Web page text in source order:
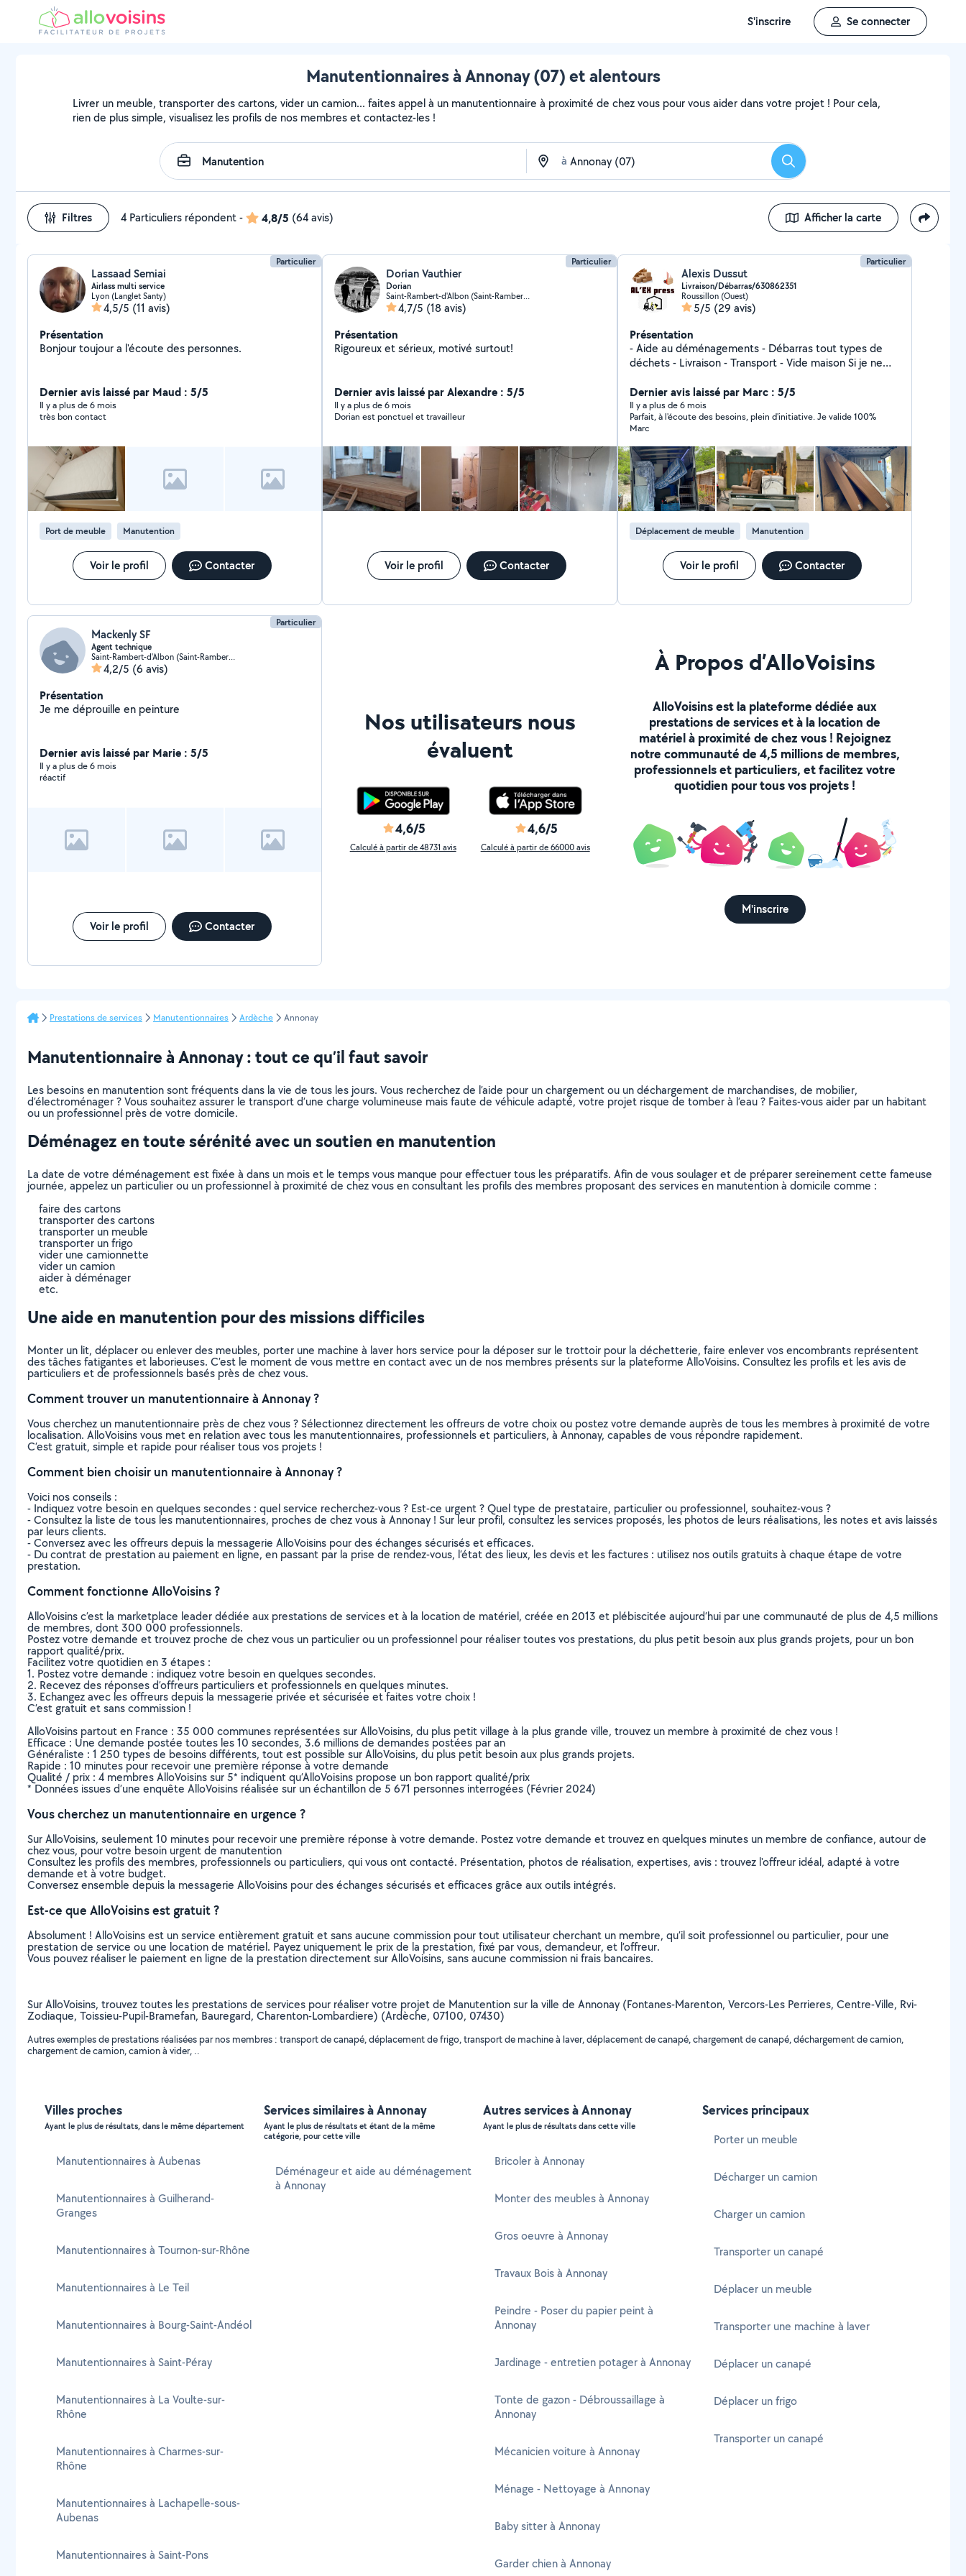
S'inscrire Se connecter
Manutentionnaires à Annonay (07) et alentours
Livrer un meuble, transporter des cartons, vider un camion... faites appel à un manutentionnaire à proximité de chez vous pour vous aider dans votre projet ! Pour cela,
rien de plus simple, visualisez les profils de nos membres et contactez-les !
à Rechercher
Filtres 4 Particuliers répondent- 4,8/5 (64 avis) Afficher la carte
Particulier
Lassaad Semiai
Airlass multi service
Lyon (Langlet Santy)
4,5/5 (11 avis)
Présentation
Bonjour toujour a l'écoute des personnes.
Dernier avis laissé par Maud : 5/5
Il y a plus de 6 mois
très bon contact
Port de meuble Manutention
Voir le profil Contacter
Particulier
Dorian Vauthier
Dorian
Saint-Rambert-d'Albon (Saint-Rambert-d'Albon)
4,7/5 (18 avis)
Présentation
Rigoureux et sérieux, motivé surtout!
Dernier avis laissé par Alexandre : 5/5
Il y a plus de 6 mois
Dorian est ponctuel et travailleur
Voir le profil Contacter
Particulier
Alexis Dussut
Livraison/Débarras/630862351
Roussillon (Ouest)
5/5 (29 avis)
Présentation
- Aide au déménagements - Débarras tout types de
déchets - Livraison - Transport - Vide maison Si je ne
86-23-51
Dernier avis laissé par Marc : 5/5
Il y a plus de 6 mois
Parfait, à l'écoute des besoins, plein d'initiative. Je valide 100%
Marc
Déplacement de meuble Manutention
Voir le profil Contacter
Particulier
Mackenly SF
Agent technique
Saint-Rambert-d'Albon (Saint-Rambert-d'Albon)
4,2/5 (6 avis)
Présentation
Je me déprouille en peinture
Dernier avis laissé par Marie : 5/5
Il y a plus de 6 mois
réactif
Voir le profil Contacter
Nos utilisateurs nous
évaluent
4,6/5
Calculé à partir de 48731 avis
4,6/5
Calculé à partir de 66000 avis
À Propos d’AlloVoisins
AlloVoisins est la plateforme dédiée aux
prestations de services et à la location de
matériel à proximité de chez vous ! Rejoignez
notre communauté de 4,5 millions de membres,
professionnels et particuliers, et facilitez votre
quotidien pour tous vos projets !
M'inscrire
Prestations de services Manutentionnaires Ardèche Annonay
Manutentionnaire à Annonay : tout ce qu’il faut savoir
Les besoins en manutention sont fréquents dans la vie de tous les jours. Vous recherchez de l’aide pour un chargement ou un déchargement de marchandises, de mobilier,
d’électroménager ? Vous souhaitez assurer le transport d’une charge volumineuse mais faute de véhicule adapté, votre projet risque de tomber à l’eau ? Faites-vous aider par un habitant
ou un professionnel près de votre domicile.
Déménagez en toute sérénité avec un soutien en manutention
La date de votre déménagement est fixée à dans un mois et le temps vous manque pour effectuer tous les préparatifs. Afin de vous soulager et de préparer sereinement cette fameuse
journée, appelez un particulier ou un professionnel à proximité de chez vous en consultant les profils des membres proposant des services en manutention à domicile comme :
faire des cartons
transporter des cartons
transporter un meuble
transporter un frigo
vider une camionnette
vider un camion
aider à déménager
etc.
Une aide en manutention pour des missions difficiles
Monter un lit, déplacer ou enlever des meubles, porter une machine à laver hors service pour la déposer sur le trottoir pour la déchetterie, faire enlever vos encombrants représentent
des tâches fatigantes et laborieuses. C’est le moment de vous mettre en contact avec un de nos membres présents sur la plateforme AlloVoisins. Consultez les profils et les avis de
particuliers et de professionnels basés près de chez vous.
Comment trouver un manutentionnaire à Annonay ?
Vous cherchez un manutentionnaire près de chez vous ? Sélectionnez directement les offreurs de votre choix ou postez votre demande auprès de tous les membres à proximité de votre
localisation. AlloVoisins vous met en relation avec tous les manutentionnaires, professionnels et particuliers, à Annonay, capables de vous répondre rapidement.
C’est gratuit, simple et rapide pour réaliser tous vos projets !
Comment bien choisir un manutentionnaire à Annonay ?
Voici nos conseils :
- Indiquez votre besoin en quelques secondes : quel service recherchez-vous ? Est-ce urgent ? Quel type de prestataire, particulier ou professionnel, souhaitez-vous ?
- Consultez la liste de tous les manutentionnaires, proches de chez vous à Annonay ! Sur leur profil, consultez les services proposés, les photos de leurs réalisations, les notes et avis laissés
par leurs clients.
- Conversez avec les offreurs depuis la messagerie AlloVoisins pour des échanges sécurisés et efficaces.
- Du contrat de prestation au paiement en ligne, en passant par la prise de rendez-vous, l’état des lieux, les devis et les factures : utilisez nos outils gratuits à chaque étape de votre
prestation.
Comment fonctionne AlloVoisins ?
AlloVoisins c’est la marketplace leader dédiée aux prestations de services et à la location de matériel, créée en 2013 et plébiscitée aujourd’hui par une communauté de plus de 4,5 millions
de membres, dont 300 000 professionnels.
Postez votre demande et trouvez proche de chez vous un particulier ou un professionnel pour réaliser toutes vos prestations, du plus petit besoin aux plus grands projets, pour un bon
rapport qualité/prix.
Facilitez votre quotidien en 3 étapes :
1. Postez votre demande : indiquez votre besoin en quelques secondes.
2. Recevez des réponses d’offreurs particuliers et professionnels en quelques minutes.
3. Echangez avec les offreurs depuis la messagerie privée et sécurisée et faites votre choix !
C’est gratuit et sans commission !
AlloVoisins partout en France : 35 000 communes représentées sur AlloVoisins, du plus petit village à la plus grande ville, trouvez un membre à proximité de chez vous !
Efficace : Une demande postée toutes les 10 secondes, 3.6 millions de demandes postées par an
Généraliste : 1 250 types de besoins différents, tout est possible sur AlloVoisins, du plus petit besoin aux plus grands projets.
Rapide : 10 minutes pour recevoir une première réponse à votre demande
Qualité / prix : 4 membres AlloVoisins sur 5* indiquent qu’AlloVoisins propose un bon rapport qualité/prix
* Données issues d’une enquête AlloVoisins réalisée sur un échantillon de 5 671 personnes interrogées (Février 2024)
Vous cherchez un manutentionnaire en urgence ?
Sur AlloVoisins, seulement 10 minutes pour recevoir une première réponse à votre demande. Postez votre demande et trouvez en quelques minutes un membre de confiance, autour de
chez vous, pour votre besoin urgent de manutention
Consultez les profils des membres, professionnels ou particuliers, qui vous ont contacté. Présentation, photos de réalisation, expertises, avis : trouvez l'offreur idéal, adapté à votre
demande et à votre budget.
Conversez ensemble depuis la messagerie AlloVoisins pour des échanges sécurisés et efficaces grâce aux outils intégrés.
Est-ce que AlloVoisins est gratuit ?
Absolument ! AlloVoisins est un service entièrement gratuit et sans aucune commission pour tout utilisateur cherchant un membre, qu’il soit professionnel ou particulier, pour une
prestation de service ou une location de matériel. Payez uniquement le prix de la prestation, fixé par vous, demandeur, et l’offreur.
Vous pouvez réaliser le paiement en ligne de la prestation directement sur AlloVoisins, sans aucune commission ni frais bancaires.
Sur AlloVoisins, trouvez toutes les prestations de services pour réaliser votre projet de Manutention sur la ville de Annonay (Fontanes-Marenton, Vercors-Les Perrieres, Centre-Ville, Rvi-
Zodiaque, Toissieu-Pupil-Bramefan, Bauregard, Charenton-Lombardiere) (Ardèche, 07100, 07430)
Autres exemples de prestations réalisées par nos membres : transport de canapé, déplacement de frigo, transport de machine à laver, déplacement de canapé, chargement de canapé, déchargement de camion,
chargement de camion, camion à vider, ..
Villes proches
Ayant le plus de résultats, dans le même département
Manutentionnaires à Aubenas
Manutentionnaires à Guilherand-
Granges
Manutentionnaires à Tournon-sur-Rhône
Manutentionnaires à Le Teil
Manutentionnaires à Bourg-Saint-Andéol
Manutentionnaires à Saint-Péray
Manutentionnaires à La Voulte-sur-
Rhône
Manutentionnaires à Charmes-sur-
Rhône
Manutentionnaires à Lachapelle-sous-
Aubenas
Manutentionnaires à Saint-Pons
Services similaires à Annonay
Ayant le plus de résultats et étant de la même
catégorie, pour cette ville
Déménageur et aide au déménagement
à Annonay
Autres services à Annonay
Ayant le plus de résultats dans cette ville
Bricoler à Annonay
Monter des meubles à Annonay
Gros oeuvre à Annonay
Travaux Bois à Annonay
Peindre - Poser du papier peint à
Annonay
Jardinage - entretien potager à Annonay
Tonte de gazon - Débroussaillage à
Annonay
Mécanicien voiture à Annonay
Ménage - Nettoyage à Annonay
Baby sitter à Annonay
Garder chien à Annonay
Services principaux
Porter un meuble
Décharger un camion
Charger un camion
Transporter un canapé
Déplacer un meuble
Transporter une machine à laver
Déplacer un canapé
Déplacer un frigo
Transporter un canapé